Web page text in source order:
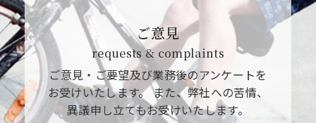
ご意見
requests & complaints
ご意見・ご要望及び業務後のアンケートを
お受けいたします。また、弊社への苦情、
異議申し立てもお受けいたします。